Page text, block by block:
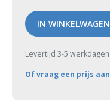
IN WINKELWAGEN
Levertijd 3-5 werkdagen
Of vraag een prijs aan